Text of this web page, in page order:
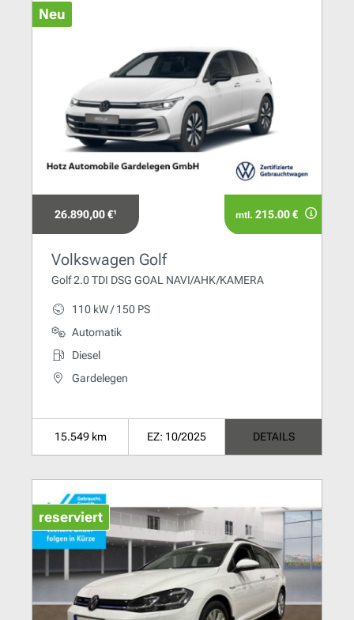
Neu
26.890,00 €¹ mtl. 215.00 €
Volkswagen Golf
Golf 2.0 TDI DSG GOAL NAVI/AHK/KAMERA
110 kW / 150 PS
Automatik
Diesel
Gardelegen
15.549 km EZ: 10/2025 DETAILS
reserviert